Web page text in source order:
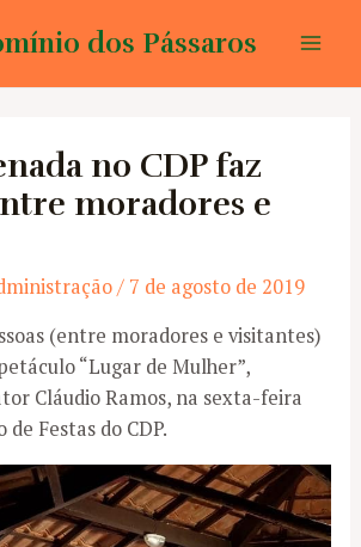
dos Pássaros
no CDP faz
moradores e
/ 7 de agosto de 2019
(entre moradores e visitantes)
“Lugar de Mulher”,
Cláudio Ramos, na sexta-feira
Festas do CDP.